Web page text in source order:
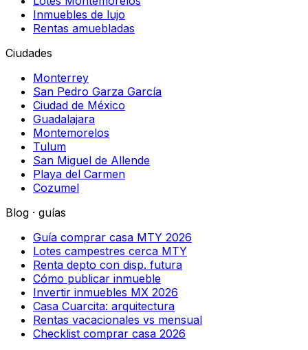
Inmuebles de lujo
Rentas amuebladas
Ciudades
Monterrey
San Pedro Garza García
Ciudad de México
Guadalajara
Montemorelos
Tulum
San Miguel de Allende
Playa del Carmen
Cozumel
Blog · guías
Guía comprar casa MTY 2026
Lotes campestres cerca MTY
Renta depto con disp. futura
Cómo publicar inmueble
Invertir inmuebles MX 2026
Casa Cuarcita: arquitectura
Rentas vacacionales vs mensual
Checklist comprar casa 2026